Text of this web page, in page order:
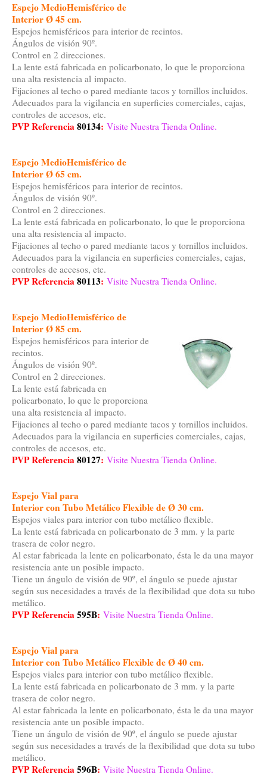
Espejo MedioHemisférico de
Interior Ø 45 cm.
Espejos hemisféricos para interior de recintos.
Ángulos de visión 90º.
Control en 2 direcciones.
La lente está fabricada en policarbonato, lo que le proporciona
una alta resistencia al impacto.
Fijaciones al techo o pared mediante tacos y tornillos incluidos.
Adecuados para la vigilancia en superficies comerciales, cajas,
controles de accesos, etc.
PVP Referencia80134: Visite Nuestra Tienda Online.
Espejo MedioHemisférico de
Interior Ø 65 cm.
Espejos hemisféricos para interior de recintos.
Ángulos de visión 90º.
Control en 2 direcciones.
La lente está fabricada en policarbonato, lo que le proporciona
una alta resistencia al impacto.
Fijaciones al techo o pared mediante tacos y tornillos incluidos.
Adecuados para la vigilancia en superficies comerciales, cajas,
controles de accesos, etc.
PVP Referencia80113: Visite Nuestra Tienda Online.
Espejo MedioHemisférico de
Interior Ø 85 cm.
Espejos hemisféricos para interior de
recintos.
Ángulos de visión 90º.
Control en 2 direcciones.
La lente está fabricada en
policarbonato, lo que le proporciona
una alta resistencia al impacto.
Fijaciones al techo o pared mediante tacos y tornillos incluidos.
Adecuados para la vigilancia en superficies comerciales, cajas,
controles de accesos, etc.
PVP Referencia80127: Visite Nuestra Tienda Online.
Espejo Vial para
Interior con Tubo Metálico Flexible de Ø 30 cm.
Espejos viales para interior con tubo metálico flexible.
La lente está fabricada en policarbonato de 3 mm. y la parte
trasera de color negro.
Al estar fabricada la lente en policarbonato, ésta le da una mayor
resistencia ante un posible impacto.
Tiene un ángulo de visión de 90º, el ángulo se puede ajustar
según sus necesidades a través de la flexibilidad que dota su tubo
metálico.
PVP Referencia595B: Visite Nuestra Tienda Online.
Espejo Vial para
Interior con Tubo Metálico Flexible de Ø 40 cm.
Espejos viales para interior con tubo metálico flexible.
La lente está fabricada en policarbonato de 3 mm. y la parte
trasera de color negro.
Al estar fabricada la lente en policarbonato, ésta le da una mayor
resistencia ante un posible impacto.
Tiene un ángulo de visión de 90º, el ángulo se puede ajustar
según sus necesidades a través de la flexibilidad que dota su tubo
metálico.
PVP Referencia596B: Visite Nuestra Tienda Online.